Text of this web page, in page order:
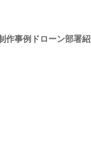
作事例 ドローン部署